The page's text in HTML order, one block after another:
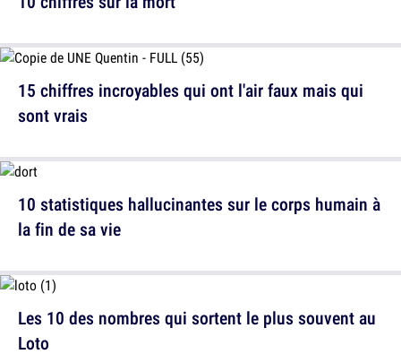
15 chiffres incroyables qui ont l'air faux mais qui
sont vrais
Les 10 des nombres qui sortent le plus souvent au
Loto
10 statistiques hallucinantes sur le corps humain à
la fin de sa vie